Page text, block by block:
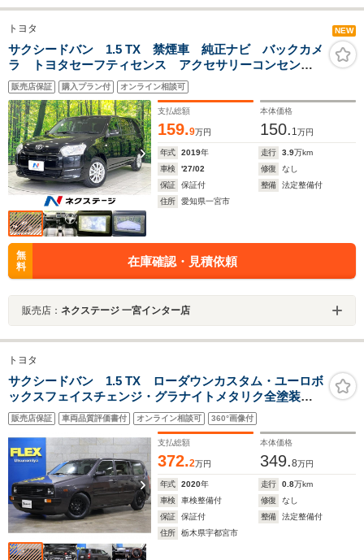
トヨタ NEW
サクシードバン 1.5 TX 禁煙車 純正ナビ バックカメ
ラ トヨタセーフティセンス アクセサリーコンセン
ト ETC オートハイビーム プライバシーG
Bluetooth CD フルセグTV 14インチアルミホイール
販売店保証 購入プラン付 オンライン相談可
支払総額
159.9万円
本体価格
150. 1万円
年式 2019年 走行 3.9万km
車検
'27/02 修復
なし
保証
保証付 整備
法定整備付
住所
愛知県一宮市
無
料
在庫確認・見積依頼
販売店： ネクステージ 一宮インター店
トヨタ
サクシードバン 1.5 TX ローダウンカスタム・ユーロボ
ックスフェイスチェンジ・グラナイトメタリク全塗装済
み・LEDヘッドライト・オリジナルシートカバー・純正
ナビ・ETC・前後ドラレコ・ダウンサス・
販売店保証 車両品質評価書付 オンライン相談可 360°画像付
支払総額
372.2万円
本体価格
349.8万円
年式 2020年 走行 0.8万km
車検
車検整備付 修復
なし
保証
保証付 整備
法定整備付
住所
栃木県宇都宮市